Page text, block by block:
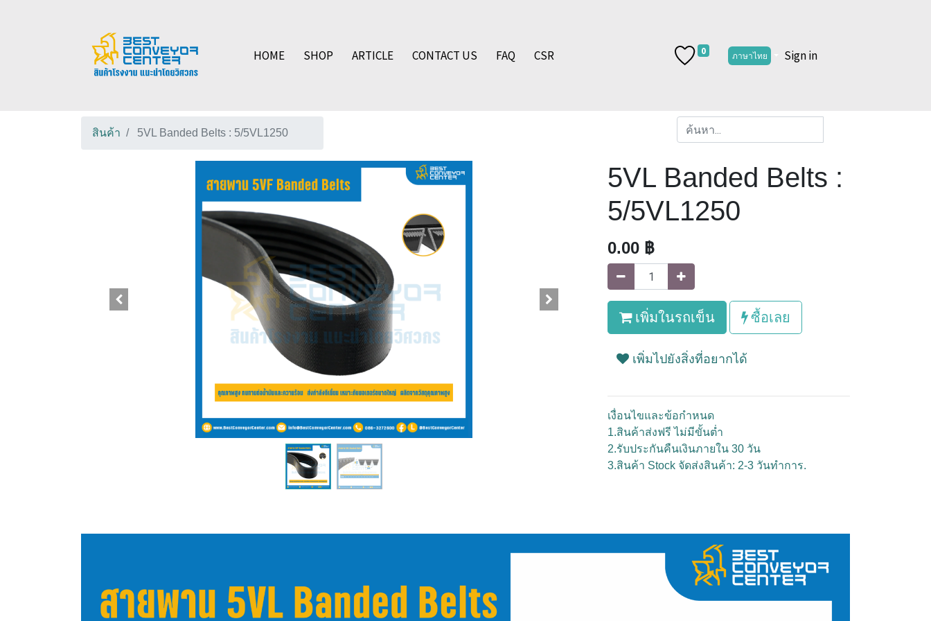
HOME SHOP ARTICLE CONTACT US FAQ CSR 0 ภาษาไทย Sign in
สินค้า 5VL Banded Belts : 5/5VL1250
5VL Banded Belts :
5/5VL1250
0.00 ฿
เพิ่มในรถเข็น ซื้อเลย
เพิ่มไปยังสิ่งที่อยากได้
เงื่อนไขและข้อกำหนด
1.สินค้าส่งฟรี ไม่มีขั้นต่ำ
2.รับประกันคืนเงินภายใน 30 วัน
3.สินค้า Stock จัดส่งสินค้า: 2-3 วันทำการ.